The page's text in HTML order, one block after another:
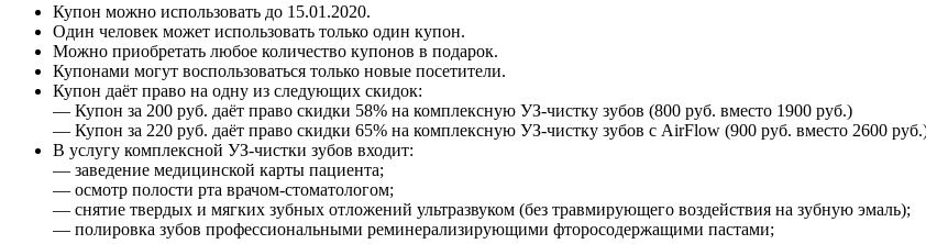
Купон можно использовать до 15.01.2020.
Один человек может использовать только один купон.
Можно приобретать любое количество купонов в подарок.
Купонами могут воспользоваться только новые посетители.
Купон даёт право на одну из следующих скидок:
— Купон за 200 руб. даёт право скидки 58% на комплексную УЗ-чистку зубов (800 руб. вместо 1900 руб.)
— Купон за 220 руб. даёт право скидки 65% на комплексную УЗ-чистку зубов с AirFlow (900 руб. вместо 2600
В услугу комплексной УЗ-чистки зубов входит:
— заведение медицинской карты пациента;
— осмотр полости рта врачом-стоматологом;
— снятие твердых и мягких зубных отложений ультразвуком (без травмирующего воздействия на зубную эмаль);
— полировка зубов профессиональными реминерализирующими фторосодержащими пастами;